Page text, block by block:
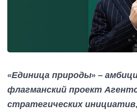
«Единица природы» –
флагманский проект
стратегических